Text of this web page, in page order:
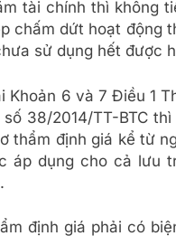
tài chính thì không
chấm dứt hoạt động
sử dụng hết được
Khoản 6 và 7 Điều 1
38/2014/TT-BTC
thẩm định giá kể từ
áp dụng cho cả lưu
định giá phải có